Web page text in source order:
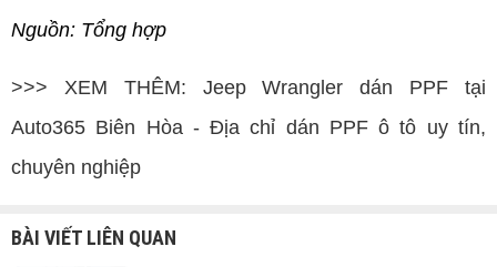
Nguồn: Tổng hợp
>>> XEM THÊM: Jeep Wrangler dán PPF tại
Auto365 Biên Hòa - Địa chỉ dán PPF ô tô uy tín,
chuyên nghiệp
BÀI VIẾT LIÊN QUAN